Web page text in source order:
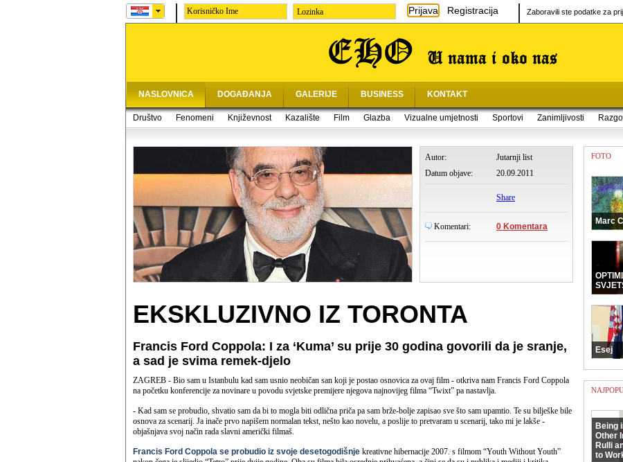
Lozinka Prijava Registracija Zaboravili ste podatke za
NASLOVNICA DOGAĐANJA GALERIJE BUSINESS KONTAKT
Društvo Fenomeni Književnost Kazalište Film Glazba Vizualne umjetnosti Sportovi Zanimljivosti
Autor:
Jutarnji list
Datum objave:
20.09.2011
Share
Komentari: 0 Komentara
EKSKLUZIVNO IZ TORONTA
Francis Ford Coppola: I za ‘Kuma’ su prije 30 godina govorili da je sranje,
a sad je svima remek-djelo
ZAGREB - Bio sam u Istanbulu kad sam usnio neobičan san koji je postao osnovica za ovaj film - otkriva nam Francis Ford Coppola
na početku konferencije za novinare u povodu svjetske premijere njegova najnovijeg filma “Twixt” pa nastavlja.
- Kad sam se probudio, shvatio sam da bi to mogla biti odlična priča pa sam brže-bolje zapisao sve što sam upamtio. Te su bilješke bile
osnova za scenarij. Ja inače prvo napišem normalan tekst, nešto kao novelu, a poslije to pretvaram u scenarij, tako mi je lakše -
objašnjava svoj način rada slavni američki filmaš.
Francis Ford Coppola se probudio iz svoje desetogodišnje kreativne hibernacije 2007. s filmom “Youth Without Youth”
FOTO
Marc
Esej
Being
Other
Rulli
to